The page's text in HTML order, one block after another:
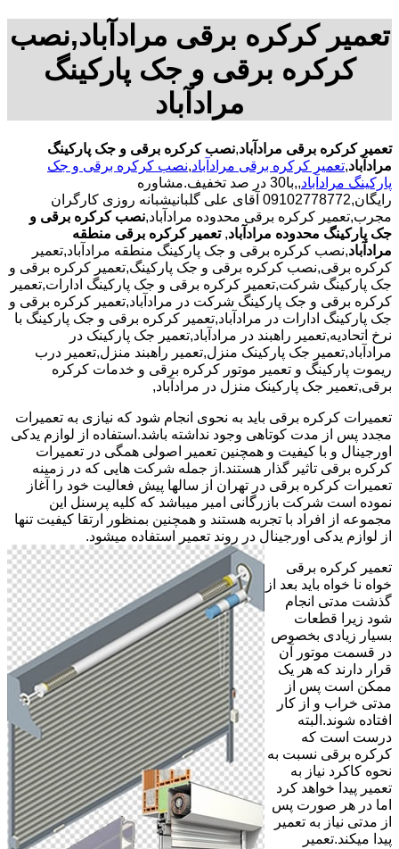
تعمیر کرکره برقی مرادآباد,نصب
کرکره برقی و جک پارکینگ
مرادآباد
تعمیر کرکره برقی مرادآباد,نصب کرکره برقی و جک پارکینگ
مرادآباد,تعمیر کرکره برقی مرادآباد,نصب کرکره برقی و جک
پارکینگ مرادآباد
,,با30 در صد تخفیف.مشاوره
رایگان,09102778772 آقای علی گلبانیشبانه روزی کارگران
مجرب,تعمیر کرکره برقی محدوده مرادآباد,نصب کرکره برقی و
جک پارکینگ محدوده مرادآباد, تعمیر کرکره برقی منطقه
مرادآباد,نصب کرکره برقی و جک پارکینگ منطقه مرادآباد,تعمیر
کرکره برقی,نصب کرکره برقی و جک پارکینگ,تعمیر کرکره برقی و
جک پارکینگ شرکت,تعمیر کرکره برقی و جک پارکینگ ادارات,تعمیر
کرکره برقی و جک پارکینگ شرکت در مرادآباد,تعمیر کرکره برقی و
جک پارکینگ ادارات در مرادآباد,تعمیر کرکره برقی و جک پارکینگ با
نرخ اتحادیه,تعمیر راهبند در مرادآباد,تعمیر جک پارکینک در
مرادآباد,تعمیر جک پارکینک منزل,تعمیر راهبند منزل,تعمیر درب
ریموت پارکینگ و تعمیر موتور کرکره برقی و خدمات کرکره
برقی,تعمیر جک پارکینک منزل در مرادآباد,
تعمیرات کرکره برقی باید به نحوی انجام شود که نیازی به تعمیرات
مجدد پس از مدت کوتاهی وجود نداشته باشد.استفاده از لوازم یدکی
اورجینال و با کیفیت و همچنین تعمیر اصولی همگی در تعمیرات
کرکره برقی تاثیر گذار هستند.از جمله شرکت هایی که در زمینه
تعمیرات کرکره برقی در تهران از سالها پیش فعالیت خود را آغاز
نموده است شرکت بازرگانی امیر میباشد که کلیه پرسنل این
مجموعه از افراد با تجربه هستند و همچنین بمنظور ارتقا کیفیت تنها
از لوازم یدکی اورجینال در روند تعمیر استفاده میشود.
تعمیر کرکره برقی
خواه نا خواه باید بعد از
گذشت مدتی انجام
شود زیرا قطعات
بسیار زیادی بخصوص
در قسمت موتور آن
قرار دارند که هر یک
ممکن است پس از
مدتی خراب و از کار
افتاده شوند.البته
درست است که
کرکره برقی نسبت به
نحوه کاکرد نیاز به
تعمیر پیدا خواهد کرد
اما در هر صورت پس
از مدتی نیاز به تعمیر
پیدا میکند.تعمیر